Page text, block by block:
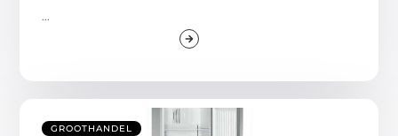
...
GROOTHANDEL